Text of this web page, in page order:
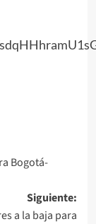
Bogotá-
Siguiente:
a la baja para